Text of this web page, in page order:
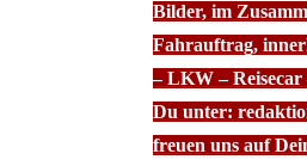
Bilder, im
Fahrauftrag,
– LKW –
Du unter:
freuen uns auf